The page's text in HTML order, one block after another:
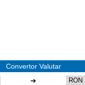
Convertor Valutar
➔